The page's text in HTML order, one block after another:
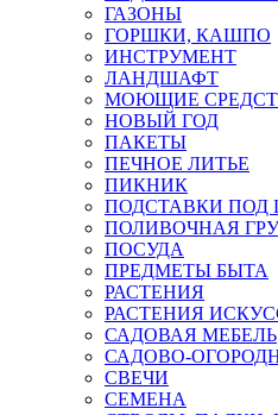
ГАЗОНЫ
ГОРШКИ, КАШПО
ИНСТРУМЕНТ
ЛАНДШАФТ
МОЮЩИЕ
НОВЫЙ ГОД
ПАКЕТЫ
ПЕЧНОЕ ЛИТЬЕ
ПИКНИК
ПОДСТАВКИ ПОД
ПОЛИВОЧНАЯ
ПОСУДА
ПРЕДМЕТЫ БЫТА
РАСТЕНИЯ
РАСТЕНИЯ
САДОВАЯ МЕБЕЛЬ
САДОВО-
СВЕЧИ
СЕМЕНА